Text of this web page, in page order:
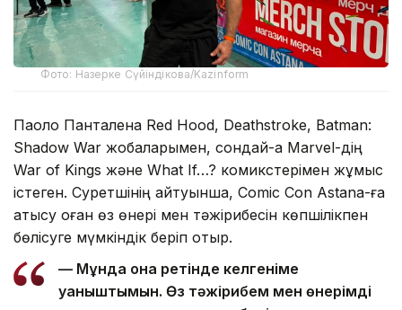
Фото: Назерке Сүйіндікова/Kazinform
Паоло Панталена Red Hood, Deathstroke, Batman:
Shadow War жобаларымен, сондай-ақ Marvel-дің
War of Kings және What If…? комикстерімен жұмыс
істеген. Суретшінің айтуынша, Comic Con Astana-ға
қатысу оған өз өнері мен тәжірибесін көпшілікпен
бөлісуге мүмкіндік беріп отыр.
— Мұнда қонақ ретінде келгеніме
қуаныштымын. Өз тәжірибем мен өнерімді